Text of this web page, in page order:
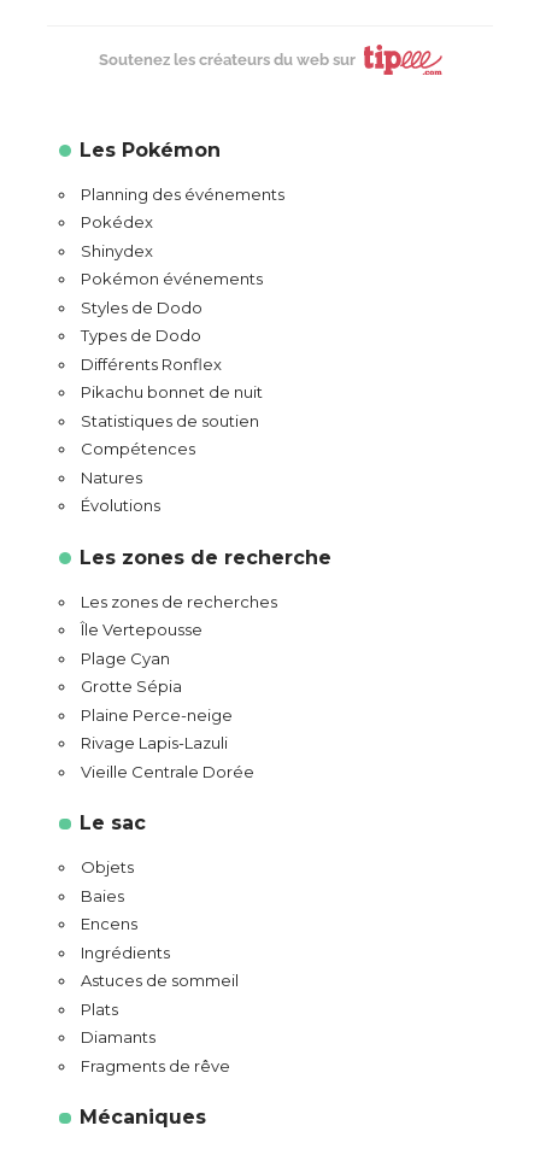
Soutenez les créateurs du web sur
Les Pokémon
Planning des événements
Pokédex
Shinydex
Pokémon événements
Styles de Dodo
Types de Dodo
Différents Ronflex
Pikachu bonnet de nuit
Statistiques de soutien
Compétences
Natures
Évolutions
Les zones de recherche
Les zones de recherches
Île Vertepousse
Plage Cyan
Grotte Sépia
Plaine Perce-neige
Rivage Lapis-Lazuli
Vieille Centrale Dorée
Le sac
Objets
Baies
Encens
Ingrédients
Astuces de sommeil
Plats
Diamants
Fragments de rêve
Mécaniques